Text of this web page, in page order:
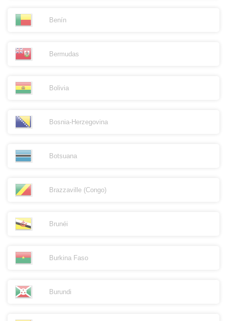
Benín
Bermudas
Bolivia
Bosnia-Herzegovina
Botsuana
Brazzaville (Congo)
Brunéi
Burkina Faso
Burundi